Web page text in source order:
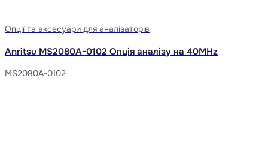
Опції та аксесуари для аналізаторів
Anritsu MS2080A-0102 Опція аналізу на 40MHz
MS2080A-0102